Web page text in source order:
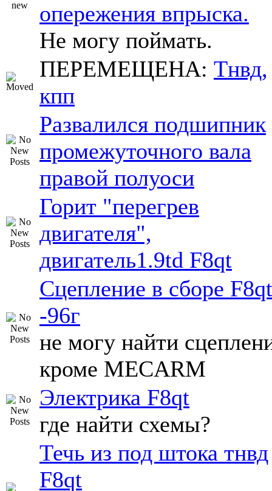
опережения впрыска.
Не могу поймать.
ПЕРЕМЕЩЕНА: Тнвд,
кпп
Развалился подшипник
промежуточного вала
правой полуоси
Горит "перегрев
двигателя",
двигатель1.9td F8qt
Сцепление в сборе F8qt
-96г
не могу найти
кроме MECARM
Электрика F8qt
где найти схемы?
Течь из под штока тнвд
F8qt